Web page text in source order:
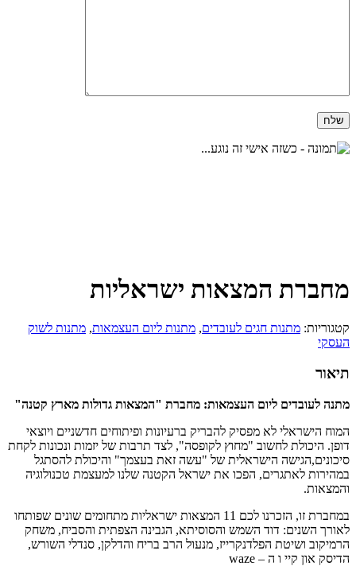
מחברת המצאות ישראליות
קטגוריות: מתנות חגים לעובדים, מתנות ליום העצמאות, מתנות לשוק
העסקי
תיאור
מתנה לעובדים ליום העצמאות: מחברת "המצאות גדולות מארץ קטנה"
המוח הישראלי לא מפסיק להבריק ברעיונות ופיתוחים חדשניים ויוצאי
דופן. היכולת לחשוב "מחוץ לקופסה", לצד תרבות של יזמות ונכונות לקחת
סיכונים,הגישה הישראלית של "עשה זאת בעצמך" והיכולת להסתגל
במהירות לאתגרים, הפכו את ישראל הקטנה שלנו למעצמת טכנולוגיה
והמצאות.
במחברת זו, הזכרנו לכם 11 המצאות ישראליות מתחומים שונים שפותחו
לאורך השנים: דוד השמש והסוסיתא, הגבינה הצפתית והסביח, משחק
הרמיקוב ושיטת הפלדנקרייז, מנעול הרב בריח והדלקן, סנדלי השורש,
הדיסק און קיי ו ה – waze